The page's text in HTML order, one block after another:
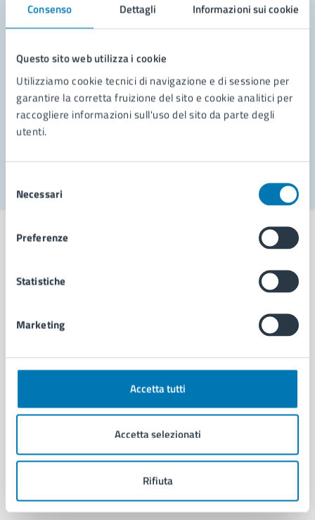
Consenso Dettagli Informazioni sui cookie
Questo sito web utilizza i cookie
Utilizziamo cookie tecnici di navigazione e di sessione per
garantire la corretta fruizione del sito e cookie analitici per
raccogliere informazioni sull'uso del sito da parte degli
utenti.
delNecessari
Preferenze
Statistiche
Marketing
Accetta tutti
Accetta selezionati
Rifiuta
Leggi le domande frequenti
Richiedi assistenza
Prenota appuntamento
Problemi in città
Comune di Napoli
AMMINISTRAZIONE
Organi di governo
Enti e fondazioni
Personale amministrativo
Intranet, posta aziendale e protocollo